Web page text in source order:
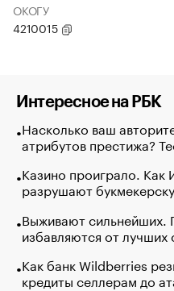
ОКОГУ
4210015
Интересное на РБК
Насколько ваш
атрибутов престижа?
Казино проиграло. Как
разрушают
Выживают сильнейших.
избавляются от лучших
Как банк Wildberries
кредиты селлерам до